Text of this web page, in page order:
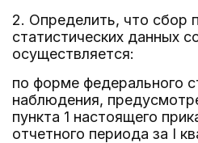
2. Определить, что сбор
статистических данных
осуществляется:
по форме федерального
наблюдения,
пункта 1 настоящего
отчетного периода за I